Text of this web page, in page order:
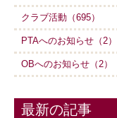
クラブ活動（695）
PTAへのお知らせ（2）
OBへのお知らせ（2）
最新の記事